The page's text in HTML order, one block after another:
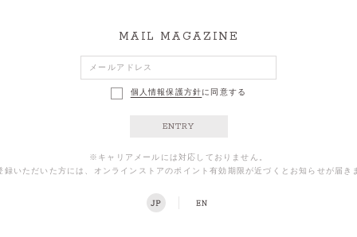
MAIL MAGAZINE
個人情報保護方針に同意する
ENTRY
※キャリアメールには対応しておりません。
いただいた方には、オンラインストアのポイント有効期限が近づくとお知らせが届き